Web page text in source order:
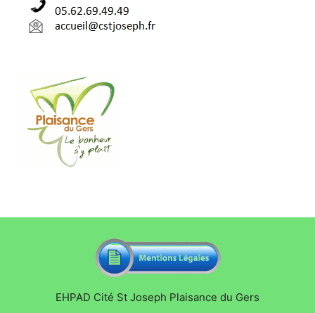
EHPAD Cité St Joseph Plaisance du Gers